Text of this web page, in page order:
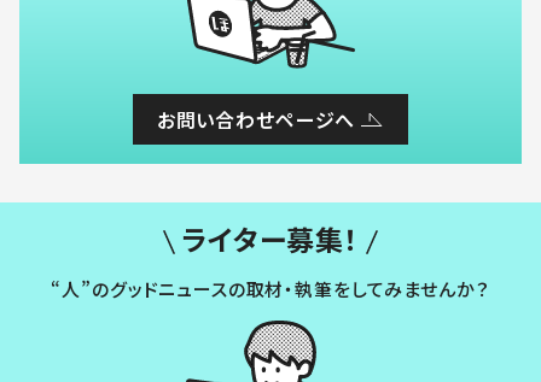
お問い合わせページへ
ライター募集！
“人”のグッドニュースの取材・執筆をしてみませんか？